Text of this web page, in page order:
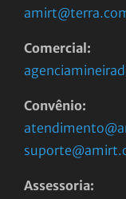
Comercial:
Convênio:
Assessoria: